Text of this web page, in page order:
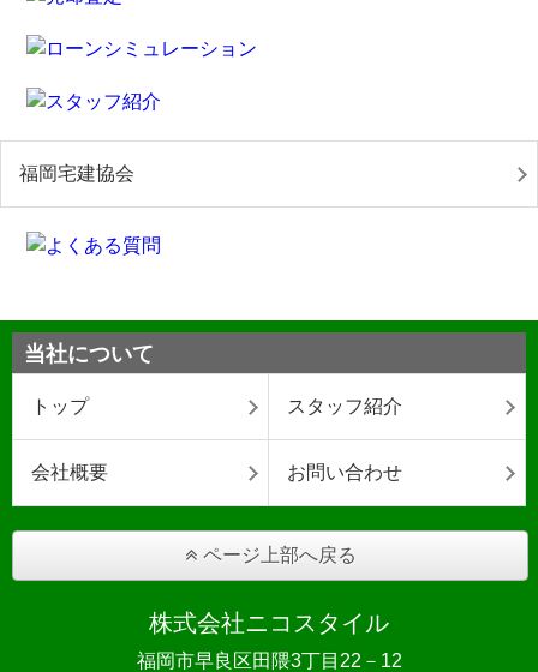
福岡宅建協会
当社について
トップ スタッフ紹介
会社概要 お問い合わせ
ページ上部へ戻る
株式会社ニコスタイル
福岡市早良区田隈3丁目22－12